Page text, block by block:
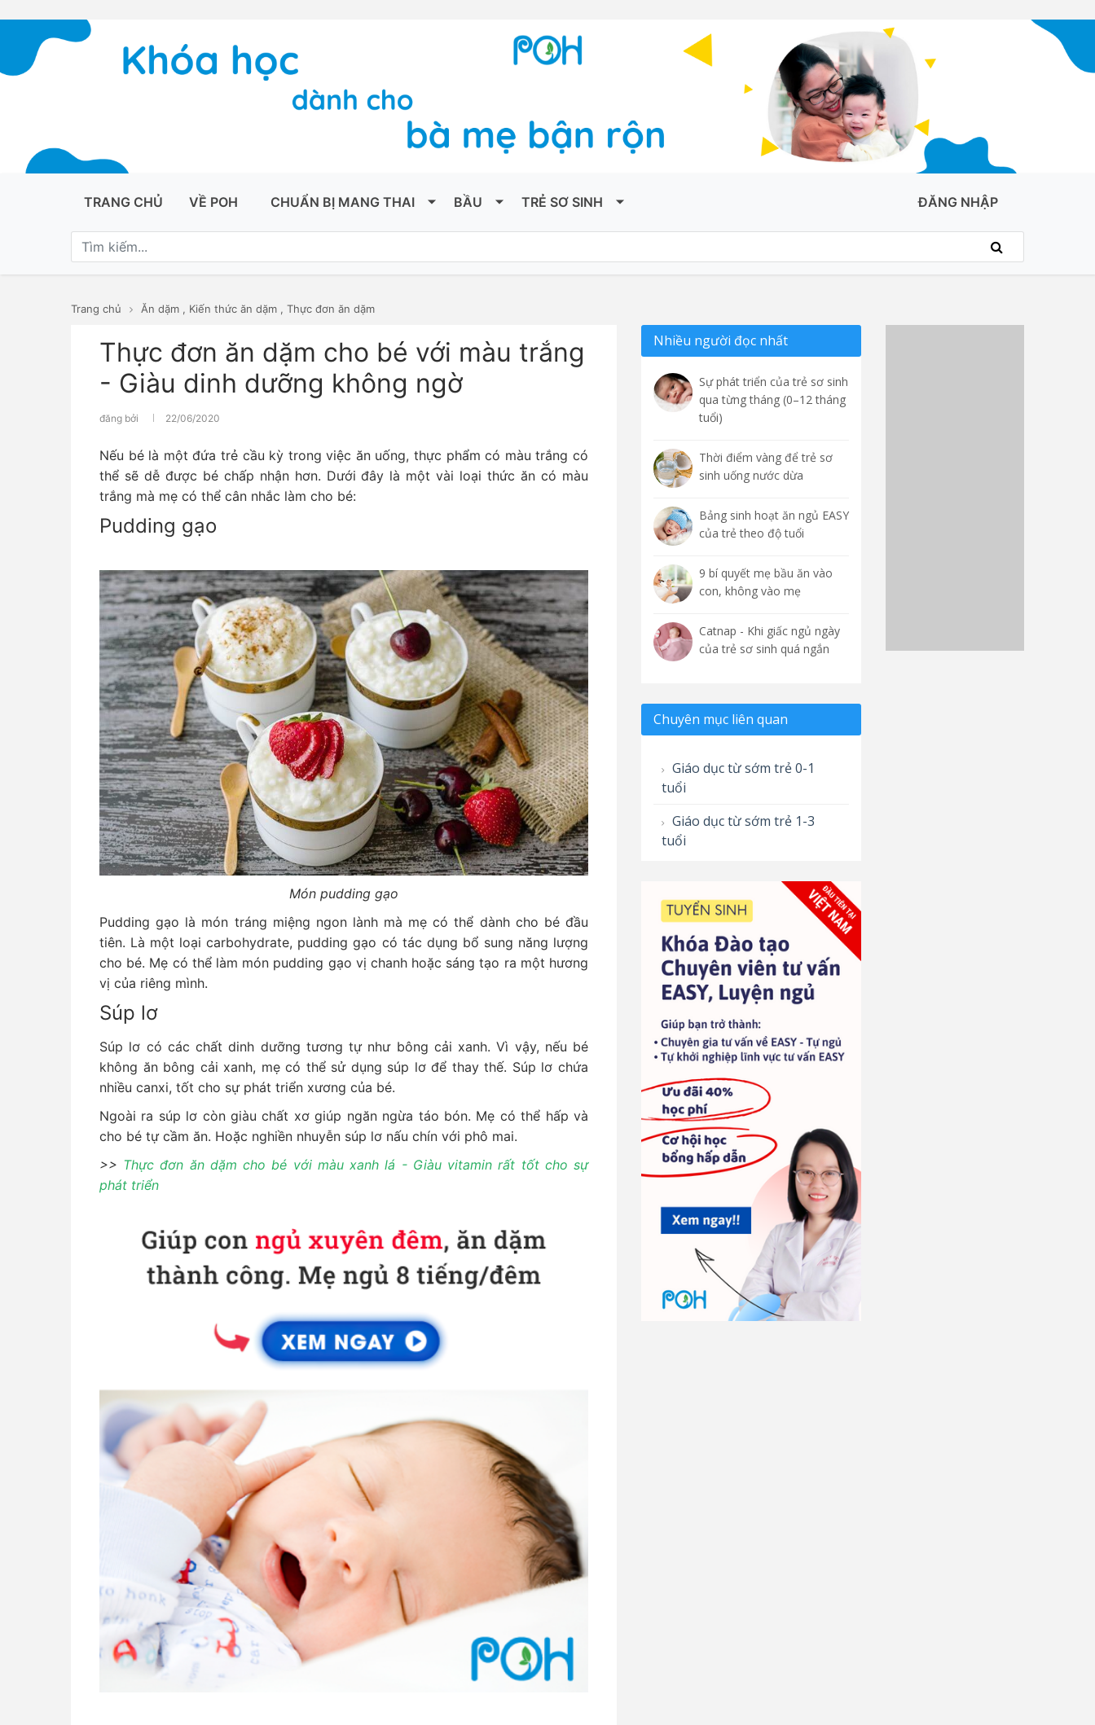
TRANG CHỦ VỀ POH CHUẨN BỊ MANG THAI BẦU TRẺ SƠ SINH ĐĂNG NHẬP
Trang chủ Ăn dặm , Kiến thức ăn dặm , Thực đơn ăn dặm
Thực đơn ăn dặm cho bé với màu trắng
- Giàu dinh dưỡng không ngờ
đăng bởi 22/06/2020
Nếu bé là một đứa trẻ cầu kỳ trong việc ăn uống, thực phẩm có màu trắng có
thể sẽ dễ được bé chấp nhận hơn. Dưới đây là một vài loại thức ăn có màu
trắng mà mẹ có thể cân nhắc làm cho bé:
Pudding gạo
Món pudding gạo
Pudding gạo là món tráng miệng ngon lành mà mẹ có thể dành cho bé đầu
tiên. Là một loại carbohydrate, pudding gạo có tác dụng bổ sung năng lượng
cho bé. Mẹ có thể làm món pudding gạo vị chanh hoặc sáng tạo ra một hương
vị của riêng mình.
Súp lơ
Súp lơ có các chất dinh dưỡng tương tự như bông cải xanh. Vì vậy, nếu bé
không ăn bông cải xanh, mẹ có thể sử dụng súp lơ để thay thế. Súp lơ chứa
nhiều canxi, tốt cho sự phát triển xương của bé.
Ngoài ra súp lơ còn giàu chất xơ giúp ngăn ngừa táo bón. Mẹ có thể hấp và
cho bé tự cầm ăn. Hoặc nghiền nhuyễn súp lơ nấu chín với phô mai.
>> Thực đơn ăn dặm cho bé với màu xanh lá - Giàu vitamin rất tốt cho sự
phát triển
Nhiều người đọc nhất
Sự phát triển của trẻ sơ sinh
qua từng tháng (0–12 tháng
tuổi)
Thời điểm vàng để trẻ sơ
sinh uống nước dừa
Bảng sinh hoạt ăn ngủ EASY
của trẻ theo độ tuổi
9 bí quyết mẹ bầu ăn vào
con, không vào mẹ
Catnap - Khi giấc ngủ ngày
của trẻ sơ sinh quá ngắn
Chuyên mục liên quan
Giáo dục từ sớm trẻ 0-1
tuổi
Giáo dục từ sớm trẻ 1-3
tuổi